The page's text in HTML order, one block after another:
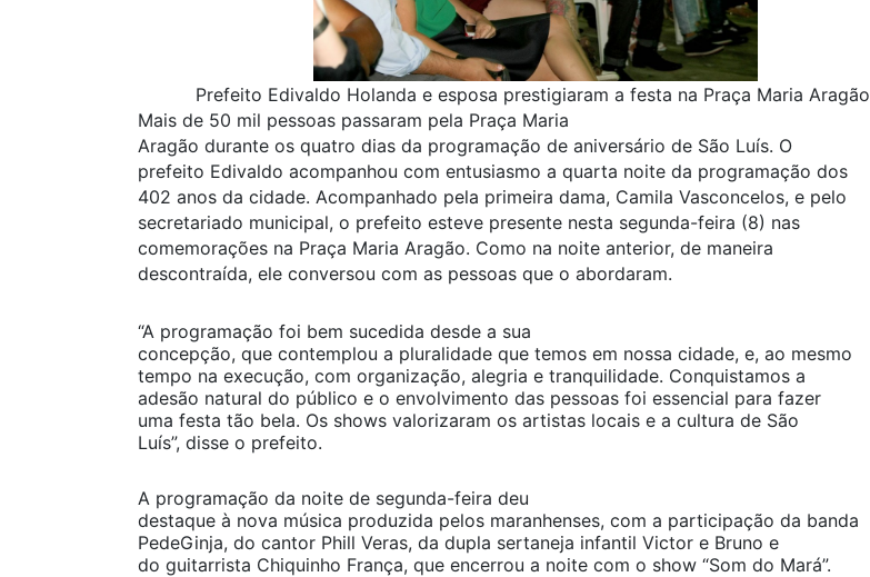
Prefeito Edivaldo Holanda e esposa prestigiaram a festa na Praça Maria Aragão
Mais de 50 mil pessoas passaram pela Praça Maria
Aragão durante os quatro dias da programação de aniversário de São Luís. O
prefeito Edivaldo acompanhou com entusiasmo a quarta noite da programação dos
402 anos da cidade. Acompanhado pela primeira dama, Camila Vasconcelos, e pelo
secretariado municipal, o prefeito esteve presente nesta segunda-feira (8) nas
comemorações na Praça Maria Aragão. Como na noite anterior, de maneira
descontraída, ele conversou com as pessoas que o abordaram.
“A programação foi bem sucedida desde a sua
concepção, que contemplou a pluralidade que temos em nossa cidade, e, ao mesmo
tempo na execução, com organização, alegria e tranquilidade. Conquistamos a
adesão natural do público e o envolvimento das pessoas foi essencial para fazer
uma festa tão bela. Os shows valorizaram os artistas locais e a cultura de São
Luís”, disse o prefeito.
A programação da noite de segunda-feira deu
destaque à nova música produzida pelos maranhenses, com a participação da banda
PedeGinja, do cantor Phill Veras, da dupla sertaneja infantil Victor e Bruno e
do guitarrista Chiquinho França, que encerrou a noite com o show “Som do Mará”.